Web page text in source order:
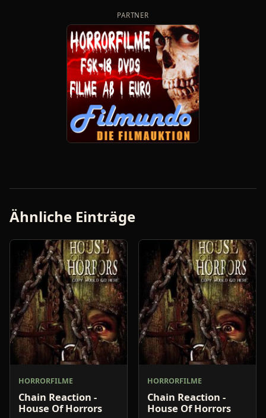
PARTNER
Ähnliche Einträge
HORRORFILME
Chain Reaction -
House Of Horrors
HORRORFILME
Chain Reaction -
House Of Horrors